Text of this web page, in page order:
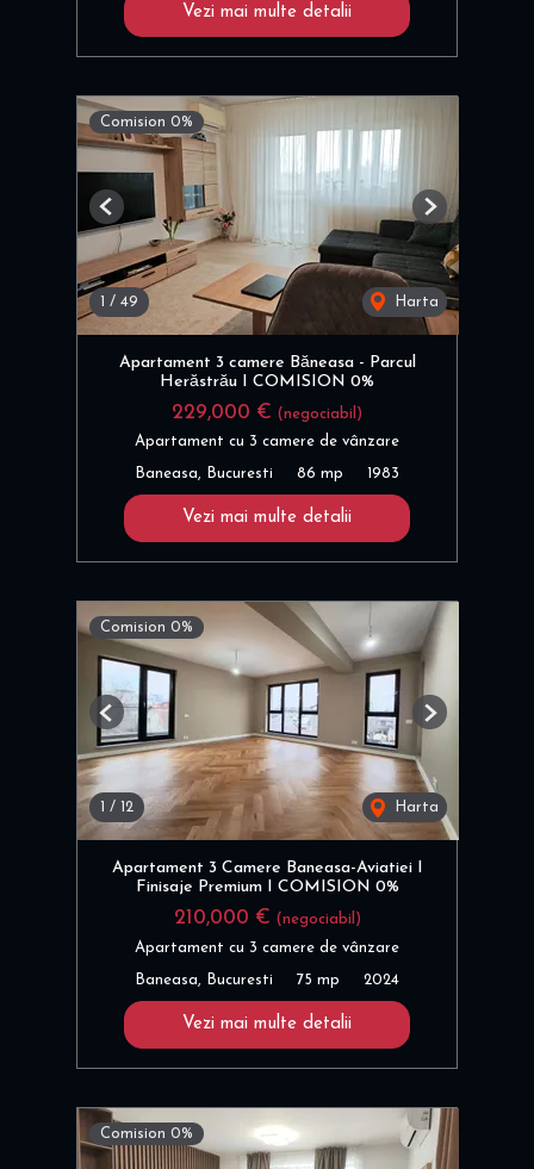
Vezi mai multe detalii
Comision 0%
1 / 49 Harta
Previous Next
Apartament 3 camere Băneasa - Parcul
Herăstrău I COMISION 0%
229,000 € (negociabil)
Apartament cu 3 camere de vânzare
Baneasa, Bucuresti 86 mp 1983
Vezi mai multe detalii
Comision 0%
/ 12 Harta
Previous Next
Apartament 3 Camere Baneasa-Aviatiei I
Finisaje Premium I COMISION 0%
210,000 € (negociabil)
Apartament cu 3 camere de vânzare
Baneasa, Bucuresti 75 mp 2024
Vezi mai multe detalii
Comision 0%